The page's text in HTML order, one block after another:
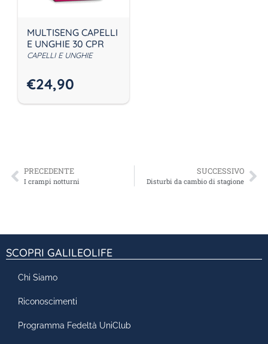
MULTISENG CAPELLI
E UNGHIE 30 CPR
CAPELLI E UNGHIE
€24,90
PRECEDENTE
I crampi notturni
SUCCESSIVO
Disturbi da cambio di stagione
SCOPRI GALILEOLIFE
Chi Siamo
Riconoscimenti
Programma Fedeltà UniClub